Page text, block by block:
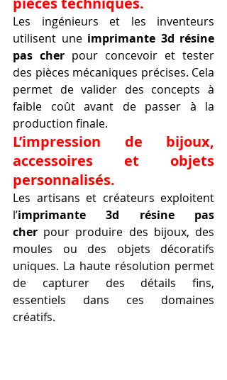
Les ingénieurs et les inventeurs
utilisent une imprimante 3d résine
pas cher pour concevoir et tester
des pièces mécaniques précises. Cela
permet de valider des concepts à
faible coût avant de passer à la
production finale.
L’impression de bijoux,
accessoires et objets
personnalisés.
Les artisans et créateurs exploitent
l’imprimante 3d résine pas
cher pour produire des bijoux, des
moules ou des objets décoratifs
uniques. La haute résolution permet
de capturer des détails fins,
essentiels dans ces domaines
créatifs.